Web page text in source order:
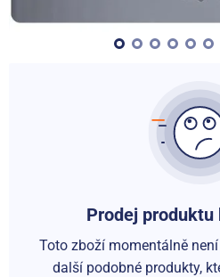
Prodej produktu
Toto zboží momentálně
další podobné produkty,